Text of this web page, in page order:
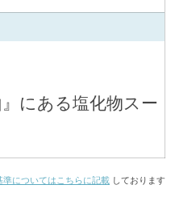
にある塩化物スー
準についてはこちらに記載 しております